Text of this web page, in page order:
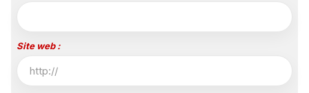
Site web :